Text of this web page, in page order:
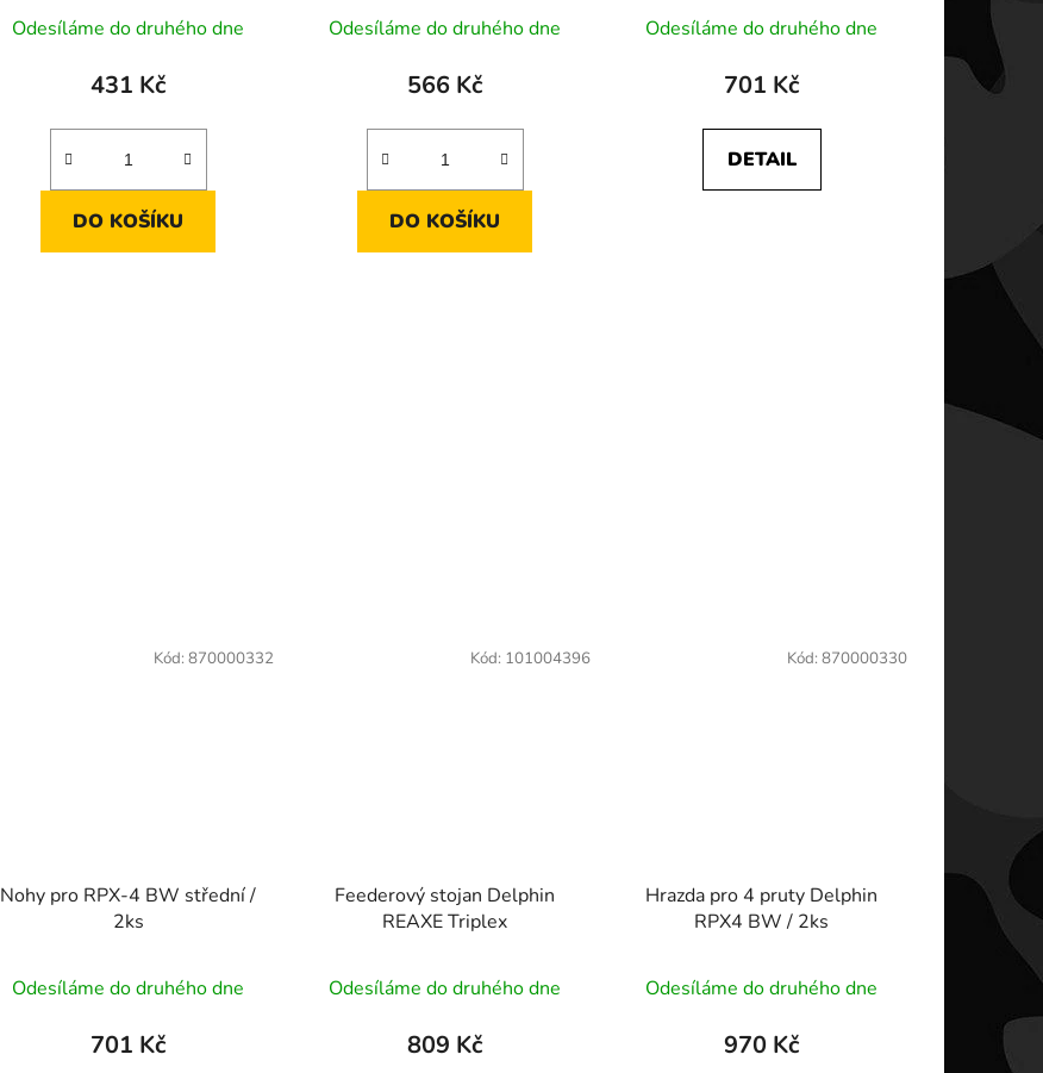
Odesíláme do druhého dne
431 Kč
DO KOŠÍKU
Odesíláme do druhého dne
566 Kč
DO KOŠÍKU
Odesíláme do druhého dne
701 Kč
DETAIL
Nohy pro RPX-4 BW střední /
2ks
Odesíláme do druhého dne
701 Kč
Kód: 870000332
Feederový stojan Delphin
REAXE Triplex
Odesíláme do druhého dne
809 Kč
Kód: 101004396
Hrazda pro 4 pruty Delphin
RPX4 BW / 2ks
Odesíláme do druhého dne
970 Kč
Kód: 870000330